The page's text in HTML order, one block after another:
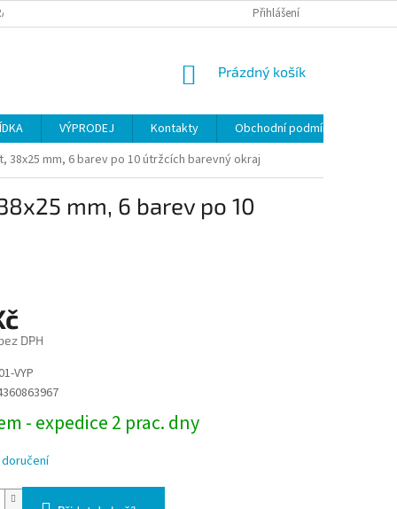
OSOBNÍCH ÚDAJŮ Přihlášení
NÁKUPNÍ
Prázdný košík
VÝPRODEJ Kontakty
Obchodní podmínky
mm, 6 barev po 10 útržcích barevný okraj
mm, 6 barev po 10
DPH
VYP
- expedice 2 prac. dny